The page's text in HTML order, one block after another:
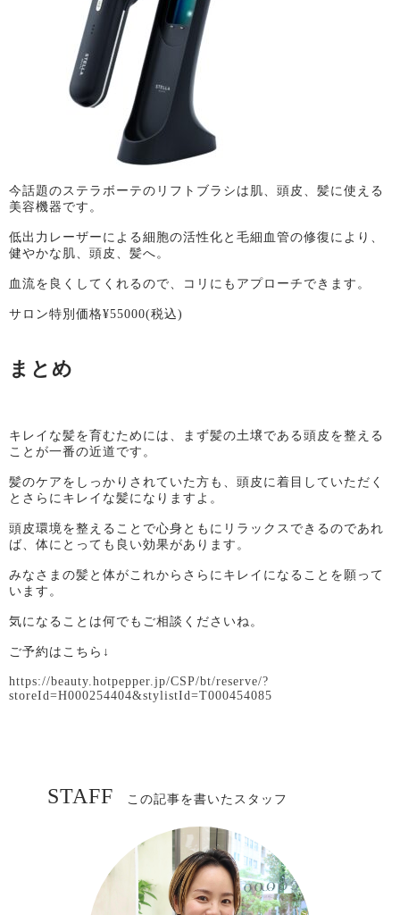
今話題のステラボーテのリフトブラシは肌、頭皮、髪に使える
美容機器です。
低出力レーザーによる細胞の活性化と毛細血管の修復により、
健やかな肌、頭皮、髪へ。
血流を良くしてくれるので、コリにもアプローチできます。
サロン特別価格¥55000(税込)
まとめ
キレイな髪を育むためには、まず髪の土壌である頭皮を整える
ことが一番の近道です。
髪のケアをしっかりされていた方も、頭皮に着目していただく
とさらにキレイな髪になりますよ。
頭皮環境を整えることで心身ともにリラックスできるのであれ
ば、体にとっても良い効果があります。
みなさまの髪と体がこれからさらにキレイになることを願って
います。
気になることは何でもご相談くださいね。
ご予約はこちら↓
https://beauty.hotpepper.jp/CSP/bt/reserve/?
storeId=H000254404&stylistId=T000454085
STAFF この記事を書いたスタッフ